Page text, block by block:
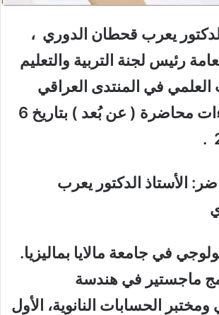
يعرب قحطان الدوري ،
رئيس لجنة التربية والتعليم
العلمي في المنتدى العراقي
للنخب والكفاءات محاضرة ( عن بُعد ) بتاريخ 6
الأستاذ الدكتور يعرب
في جامعة مالايا بماليزيا.
ماجستير في هندسة
ومختبر الحسابات النانوية، الأول